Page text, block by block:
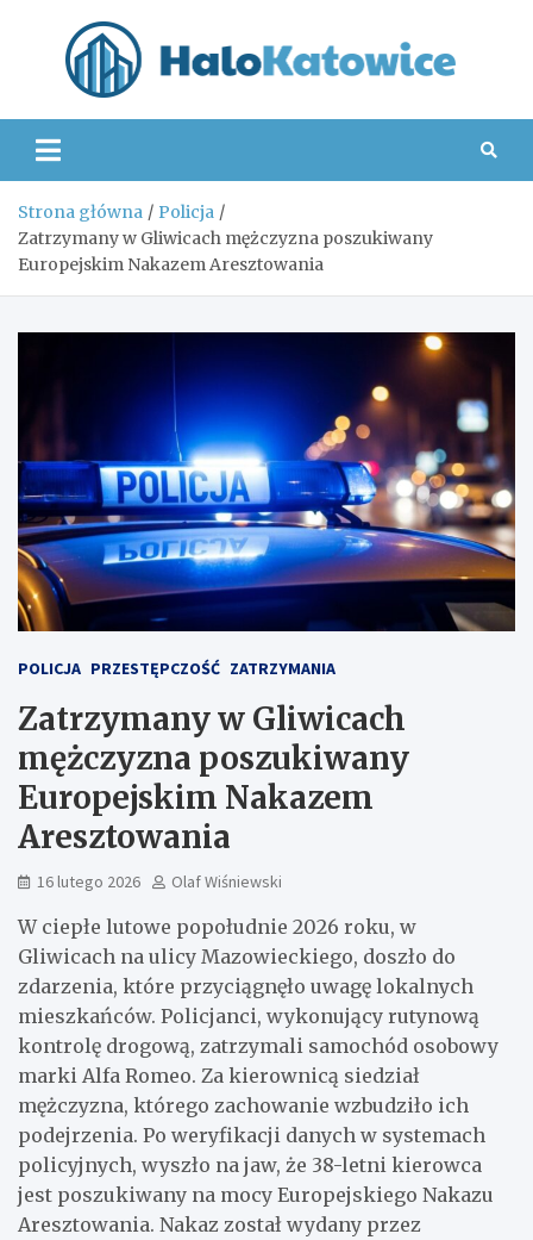
Strona główna
Policja
Zatrzymany w Gliwicach mężczyzna poszukiwany
Europejskim Nakazem Aresztowania
POLICJA PRZESTĘPCZOŚĆ ZATRZYMANIA
Zatrzymany w Gliwicach
mężczyzna poszukiwany
Europejskim Nakazem
Aresztowania
16 lutego 2026 Olaf Wiśniewski
W ciepłe lutowe popołudnie 2026 roku, w
Gliwicach na ulicy Mazowieckiego, doszło do
zdarzenia, które przyciągnęło uwagę lokalnych
mieszkańców. Policjanci, wykonujący rutynową
kontrolę drogową, zatrzymali samochód osobowy
marki Alfa Romeo. Za kierownicą siedział
mężczyzna, którego zachowanie wzbudziło ich
podejrzenia. Po weryfikacji danych w systemach
policyjnych, wyszło na jaw, że 38-letni kierowca
jest poszukiwany na mocy Europejskiego Nakazu
Aresztowania. Nakaz został wydany przez